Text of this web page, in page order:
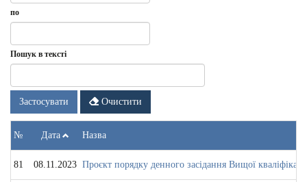
Дата
Дата
-
по
Дата
по
Пошук в тексті
Застосувати Очистити
№ Дата Назва
81 08.11.2023 Проєкт порядку денного засідання Вищої